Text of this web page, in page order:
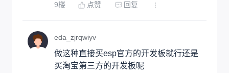
9楼 点赞 回复
eda_zjrqwiyv
做这种直接买esp官方的开发板就行还是
买淘宝第三方的开发板呢